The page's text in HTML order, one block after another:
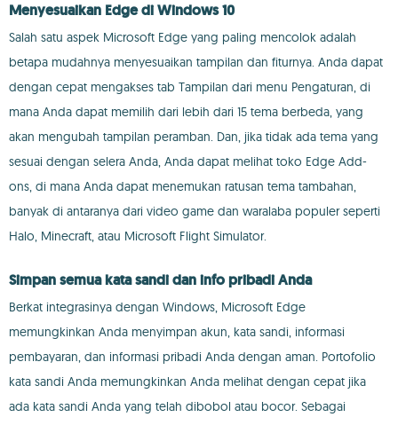
Menyesuaikan Edge di Windows 10
Salah satu aspek Microsoft Edge yang paling mencolok adalah
betapa mudahnya menyesuaikan tampilan dan fiturnya. Anda dapat
dengan cepat mengakses tab Tampilan dari menu Pengaturan, di
mana Anda dapat memilih dari lebih dari 15 tema berbeda, yang
akan mengubah tampilan peramban. Dan, jika tidak ada tema yang
sesuai dengan selera Anda, Anda dapat melihat toko Edge Add-
ons, di mana Anda dapat menemukan ratusan tema tambahan,
banyak di antaranya dari video game dan waralaba populer seperti
Halo, Minecraft, atau Microsoft Flight Simulator.
Simpan semua kata sandi dan info pribadi Anda
Berkat integrasinya dengan Windows, Microsoft Edge
memungkinkan Anda menyimpan akun, kata sandi, informasi
pembayaran, dan informasi pribadi Anda dengan aman. Portofolio
kata sandi Anda memungkinkan Anda melihat dengan cepat jika
ada kata sandi Anda yang telah dibobol atau bocor. Sebagai